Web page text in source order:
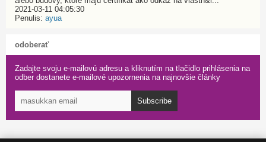
2021-03-11 04:05:30
Penulis: ayua
odoberať
Zadajte svoju e-mailovú adresu a kliknutím na tlačidlo prihlásenia na
odber dostanete e-mailové upozornenia na najnovšie články
Subscribe